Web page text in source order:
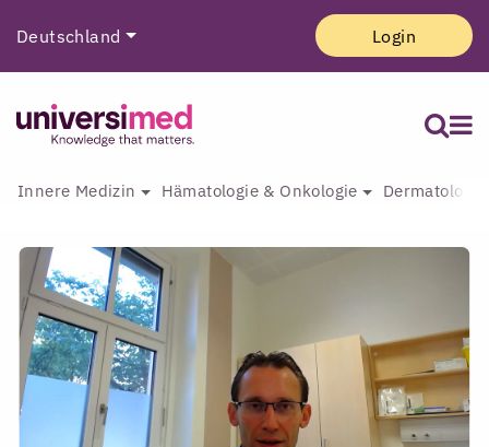
Deutschland Login
Innere Medizin Hämatologie & Onkologie